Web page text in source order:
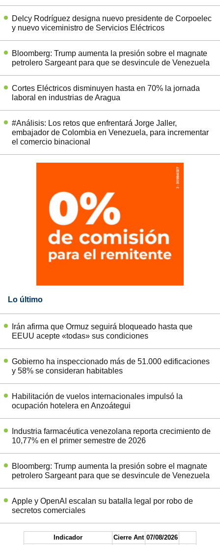
Delcy Rodríguez designa nuevo presidente de Corpoelec
y nuevo viceministro de Servicios Eléctricos
Bloomberg: Trump aumenta la presión sobre el magnate
petrolero Sargeant para que se desvincule de Venezuela
Cortes Eléctricos disminuyen hasta en 70% la jornada
laboral en industrias de Aragua
#Análisis: Los retos que enfrentará Jorge Jaller,
embajador de Colombia en Venezuela, para incrementar
el comercio binacional
Lo último
Irán afirma que Ormuz seguirá bloqueado hasta que
EEUU acepte «todas» sus condiciones
Gobierno ha inspeccionado más de 51.000 edificaciones
y 58% se consideran habitables
Habilitación de vuelos internacionales impulsó la
ocupación hotelera en Anzoátegui
Industria farmacéutica venezolana reporta crecimiento de
10,77% en el primer semestre de 2026
Bloomberg: Trump aumenta la presión sobre el magnate
petrolero Sargeant para que se desvincule de Venezuela
Apple y OpenAI escalan su batalla legal por robo de
secretos comerciales
Indicador Cierre Ant 07/08/2026